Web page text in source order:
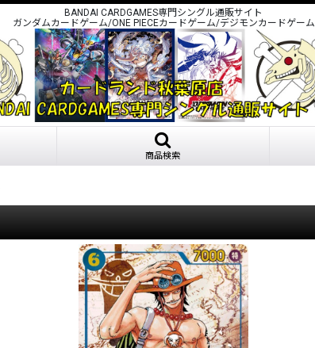
BANDAI CARDGAMES専門シングル通販サイト
ガンダムカードゲーム/ONE PIECEカードゲーム/デジモンカードゲーム
商品検索